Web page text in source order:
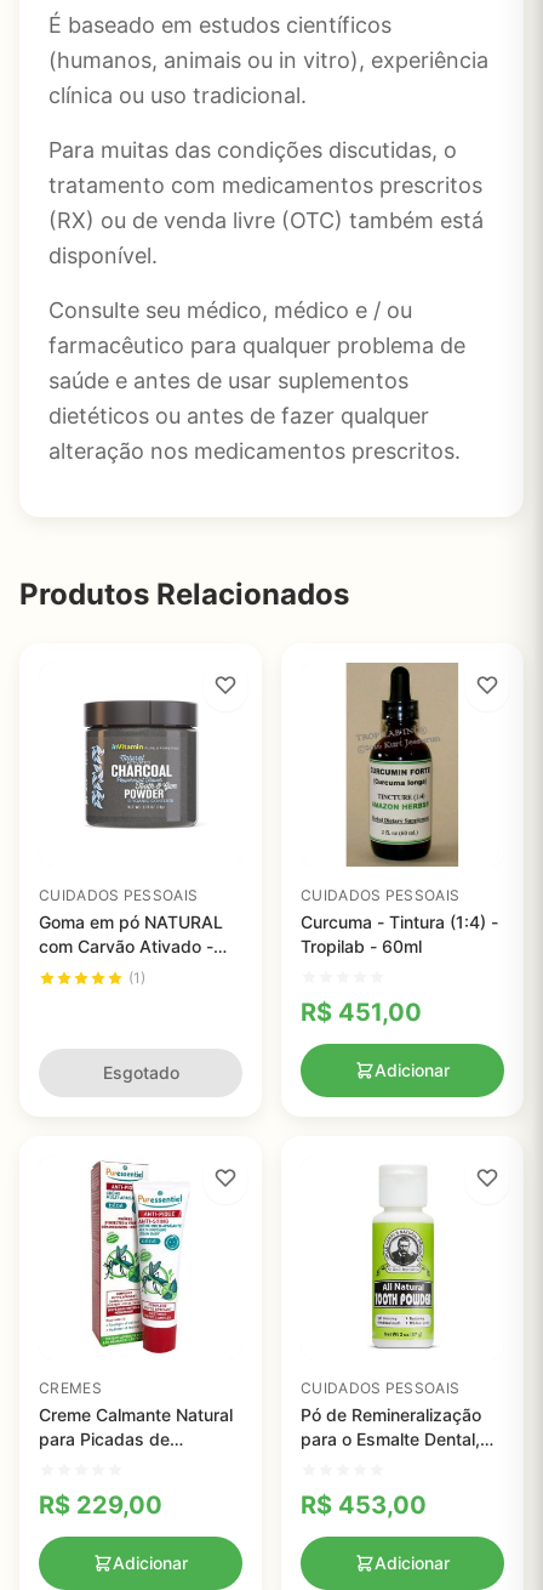
É baseado em estudos científicos
(humanos, animais ou in vitro), experiência
clínica ou uso tradicional.
Para muitas das condições discutidas, o
tratamento com medicamentos prescritos
(RX) ou de venda livre (OTC) também está
disponível.
Consulte seu médico, médico e / ou
farmacêutico para qualquer problema de
saúde e antes de usar suplementos
dietéticos ou antes de fazer qualquer
alteração nos medicamentos prescritos.
Produtos Relacionados
CUIDADOS PESSOAIS
Goma em pó NATURAL
com Carvão Ativado -
Sabor Canela - In Vitamin
(1)
Esgotado
CUIDADOS PESSOAIS
Curcuma - Tintura (1:4) -
Tropilab - 60ml
R$ 451,00
Adicionar
CREMES
Creme Calmante Natural
para Picadas de
R$ 229,00
Adicionar
CUIDADOS PESSOAIS
Pó de Remineralização
para o Esmalte Dental,
R$ 453,00
Adicionar